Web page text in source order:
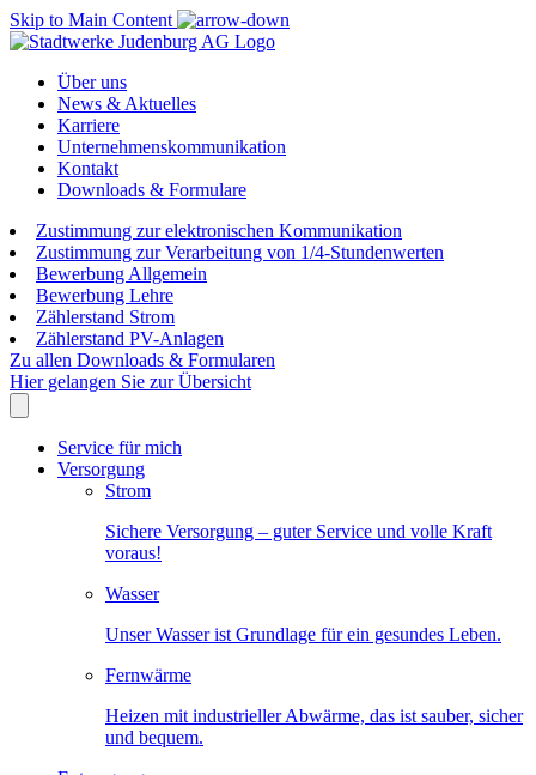
Skip to Main Content
Über uns
News & Aktuelles
Karriere
Unternehmenskommunikation
Kontakt
Downloads & Formulare
Zustimmung zur elektronischen Kommunikation
Zustimmung zur Verarbeitung von 1/4-Stundenwerten
Bewerbung Allgemein
Bewerbung Lehre
Zählerstand Strom
Zählerstand PV-Anlagen
Zu allen Downloads & Formularen
Hier gelangen Sie zur Übersicht
Service für mich
Versorgung
Strom
Sichere Versorgung – guter Service und volle Kraft
voraus!
Wasser
Unser Wasser ist Grundlage für ein gesundes Leben.
Fernwärme
Heizen mit industrieller Abwärme, das ist sauber, sicher
und bequem.